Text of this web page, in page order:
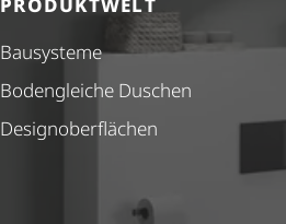
Bausysteme
Bodengleiche Duschen
Design­ober­flä­chen